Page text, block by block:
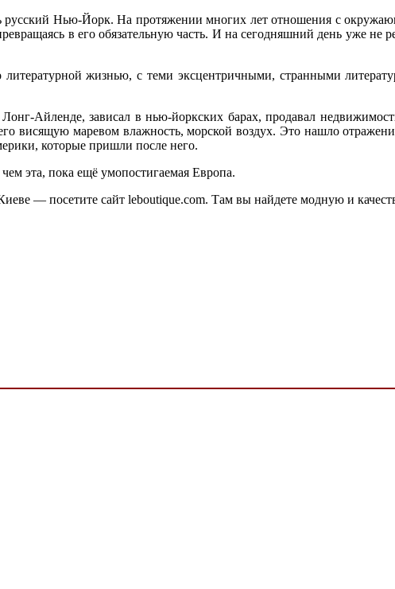
Нью-Йорк. На протяжении многих лет отношения с
в его обязательную часть. И на сегодняшний день уже
литературной жизнью, с теми эксцентричными, странными
Айленде, зависал в нью-йоркских барах, продавал
висящую маревом влажность, морской воздух. Это нашло
которые пришли после него.
эта, пока ещё умопостигаемая Европа.
— посетите сайт leboutique.com. Там вы найдете модную и